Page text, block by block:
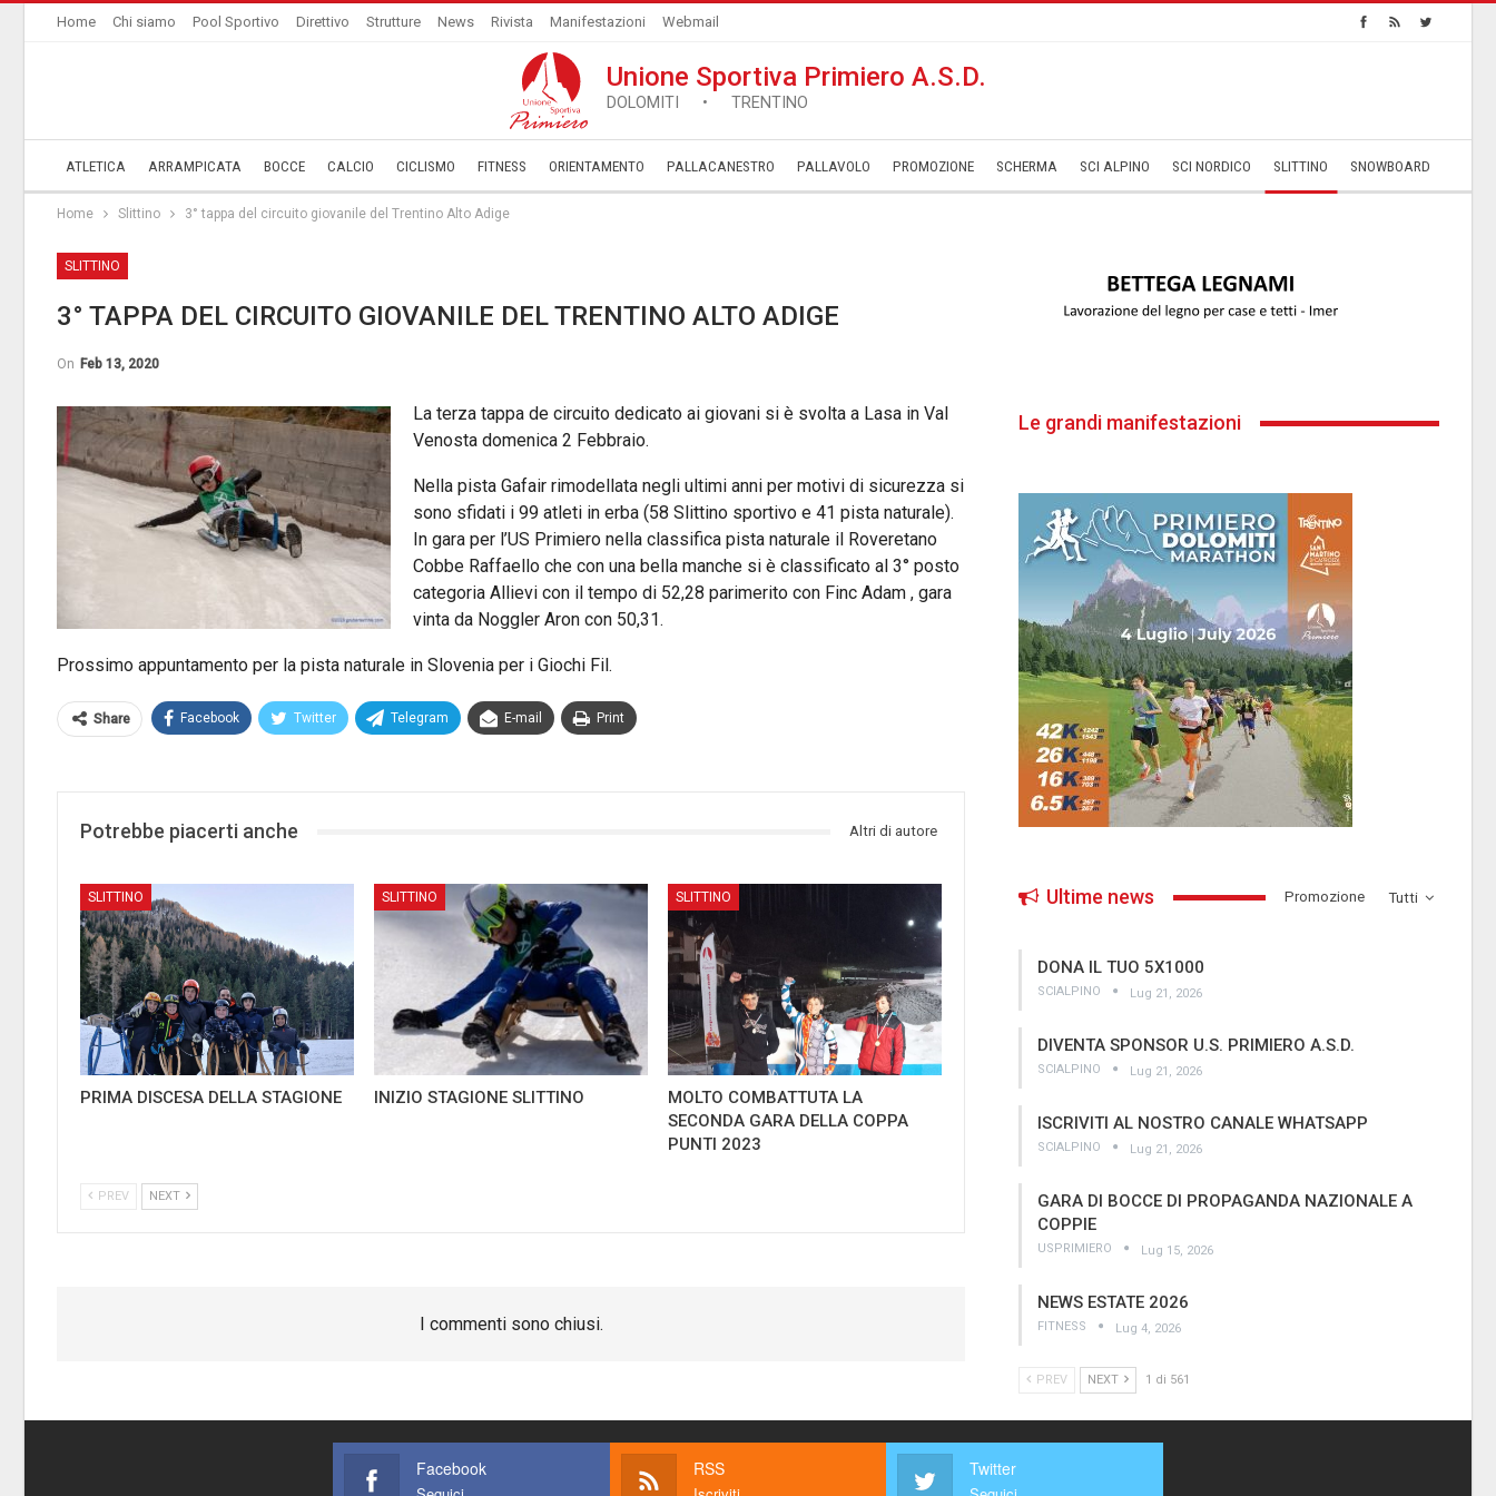
Home Chi siamo Pool Sportivo Direttivo Strutture News Rivista Manifestazioni Webmail
Unione Sportiva Primiero A.S.D.
DOLOMITI • TRENTINO
ATLETICA ARRAMPICATA BOCCE CALCIO CICLISMO FITNESS ORIENTAMENTO PALLACANESTRO PALLAVOLO ­PROMOZIONE SCHERMA SCI ALPINO SCI NORDICO SLITTINO SNOWBOARD
Home Slittino 3° tappa del circuito giovanile del Trentino Alto Adige
SLITTINO
3° TAPPA DEL CIRCUITO GIOVANILE DEL TRENTINO ALTO ADIGE
On Feb 13, 2020
La terza tappa de circuito dedicato ai giovani si è svolta a Lasa in Val
Venosta domenica 2 Febbraio.
Nella pista Gafair rimodellata negli ultimi anni per motivi di sicurezza si
sono sfidati i 99 atleti in erba (58 Slittino sportivo e 41 pista naturale).
In gara per l’US Primiero nella classifica pista naturale il Roveretano
Cobbe Raffaello che con una bella manche si è classificato al 3° posto
categoria Allievi con il tempo di 52,28 parimerito con Finc Adam , gara
vinta da Noggler Aron con 50,31.
Prossimo appuntamento per la pista naturale in Slovenia per i Giochi Fil.
Share Facebook Twitter Telegram E-mail Print
Potrebbe piacerti anche Altri di autore
SLITTINO
PRIMA DISCESA DELLA STAGIONE
SLITTINO
INIZIO STAGIONE SLITTINO
SLITTINO
MOLTO COMBATTUTA LA
SECONDA GARA DELLA COPPA
PUNTI 2023
PREV NEXT
I commenti sono chiusi.
Le grandi manifestazioni
Tutti
Ultime news ­Promozione
DONA IL TUO 5X1000
SCIALPINO Lug 21, 2026
DIVENTA SPONSOR U.S. PRIMIERO A.S.D.
SCIALPINO Lug 21, 2026
ISCRIVITI AL NOSTRO CANALE WHATSAPP
SCIALPINO Lug 21, 2026
GARA DI BOCCE DI PROPAGANDA NAZIONALE A
COPPIE
USPRIMIERO Lug 15, 2026
NEWS ESTATE 2026
FITNESS Lug 4, 2026
PREV NEXT 1 di 561
Facebook RSS Twitter